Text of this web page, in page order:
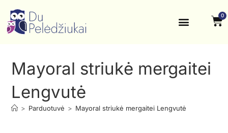
0
Mayoral striukė mergaitei
Lengvutė
> Parduotuvė > Mayoral striukė mergaitei Lengvutė